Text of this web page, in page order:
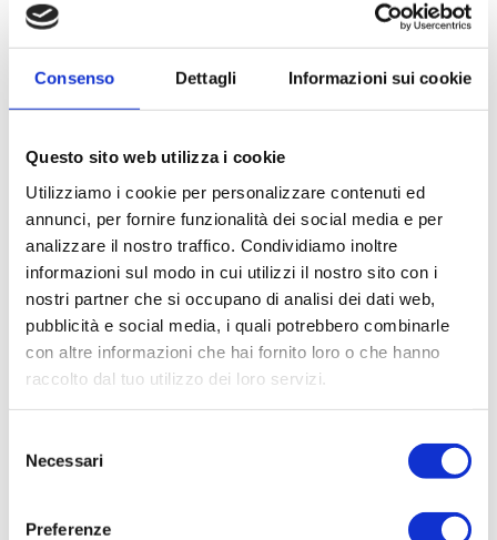
Consenso Dettagli Informazioni sui cookie
Questo sito web utilizza i cookie
Utilizziamo i cookie per personalizzare contenuti ed
annunci, per fornire funzionalità dei social media e per
analizzare il nostro traffico. Condividiamo inoltre
informazioni sul modo in cui utilizzi il nostro sito con i
nostri partner che si occupano di analisi dei dati web,
pubblicità e social media, i quali potrebbero combinarle
con altre informazioni che hai fornito loro o che hanno
raccolto dal tuo utilizzo dei loro servizi.
delNecessari
Preferenze